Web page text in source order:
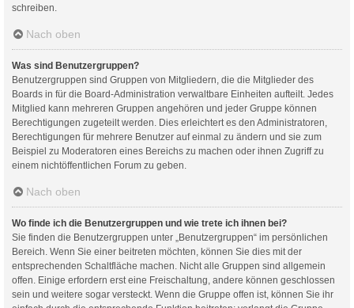
schreiben.
Nach oben
Was sind Benutzergruppen?
Benutzergruppen sind Gruppen von Mitgliedern, die die Mitglieder des
Boards in für die Board-Administration verwaltbare Einheiten aufteilt. Jedes
Mitglied kann mehreren Gruppen angehören und jeder Gruppe können
Berechtigungen zugeteilt werden. Dies erleichtert es den Administratoren,
Berechtigungen für mehrere Benutzer auf einmal zu ändern und sie zum
Beispiel zu Moderatoren eines Bereichs zu machen oder ihnen Zugriff zu
einem nichtöffentlichen Forum zu geben.
Nach oben
Wo finde ich die Benutzergruppen und wie trete ich ihnen bei?
Sie finden die Benutzergruppen unter „Benutzergruppen“ im persönlichen
Bereich. Wenn Sie einer beitreten möchten, können Sie dies mit der
entsprechenden Schaltfläche machen. Nicht alle Gruppen sind allgemein
offen. Einige erfordern erst eine Freischaltung, andere können geschlossen
sein und weitere sogar versteckt. Wenn die Gruppe offen ist, können Sie ihr